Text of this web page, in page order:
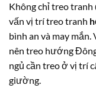
Không chỉ treo
vấn vị trí treo tranh
bình an và may
nên treo hướng
ngủ cần treo ở vị trí
giường.